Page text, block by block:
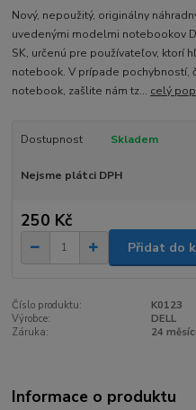
Nový, nepoužitý, originálny
uvedenými modelmi notebookov
SK, určenú pre používateľov, ktorí
notebook. V prípade pochybností,
notebook, zašlite nám tz... celý
Dostupnost Skladem
Nejsme plátci DPH
250 Kč
Přidat do
Číslo produktu:
K0123
Výrobce:
DELL
Záruka:
24
Informace o produktu